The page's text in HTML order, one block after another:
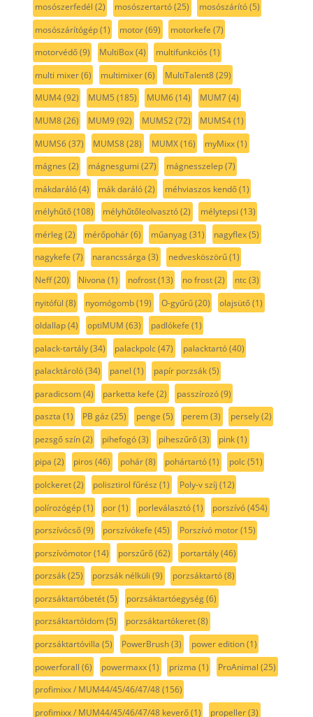
mosószerfedél (2) mosószertartó(25) mosószárító(5)
mosószárítógép(1) motor(69) motorkefe (7)
motorvédő(9) MultiBox(4) multifunkciós (1)
multi mixer(6) multimixer(6) MultiTalent8(29)
MUM4(92) MUM5 (185) MUM6(14) MUM7(4)
MUM8(26) MUM9(92) MUMS2(72) MUMS4(1)
MUMS6(37) MUMS8(28) MUMX(16) myMixx(1)
mágnes (2) mágnesgumi (27) mágnesszelep(7)
mákdaráló(4) mák daráló(2) méhviaszos kendő(1)
mélyhűtő(108) mélyhűtőleolvasztó(2) mélytepsi (13)
mérleg(2) mérőpohár(6) műanyag(31) nagyflex(5)
nagykefe (7) narancssárga (3) nedvesköszörű(1)
Neff(20) Nivona (1) nofrost(13) no frost(2) ntc(3)
nyitófül (8) nyomógomb(19) O-gyűrű(20) olajsütő(1)
oldallap(4) optiMUM (63) padlókefe (1)
palack-tartály(34) palackpolc(47) palacktartó(40)
palacktároló(34) panel (1) papír porzsák(5)
paradicsom(4) parketta kefe (2) passzírozó(9)
paszta (1) PB gáz (25) penge (5) perem(3) persely(2)
pezsgő szín(2) pihefogó(3) piheszűrő(3) pink(1)
pipa (2) piros (46) pohár(8) pohártartó(1) polc(51)
polckeret(2) polisztirol fűrész (1) Poly-v szíj (12)
polírozógép(1) por(1) porleválasztó(1) porszívó(454)
porszívócső(9) porszívókefe (45) Porszívó motor(15)
porszívómotor(14) porszűrő(62) portartály(46)
porzsák(25) porzsák nélküli (9) porzsáktartó(8)
porzsáktartóbetét(5) porzsáktartóegység(6)
porzsáktartóidom(5) porzsáktartókeret(8)
porzsáktartóvilla (5) PowerBrush(3) power edition(1)
powerforall (6) powermaxx(1) prizma (1) ProAnimal (25)
profimixx / MUM44/45/46/47/48(156)
profimixx / MUM44/45/46/47/48 keverő(1) propeller(3)